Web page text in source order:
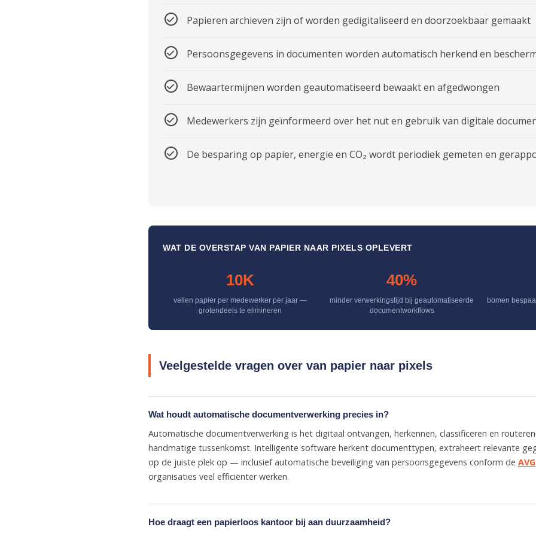
Papieren archieven zijn of worden gedigitaliseerd en doorzoekbaar gemaakt
Persoonsgegevens in documenten worden automatisch herkend en
Bewaartermijnen worden geautomatiseerd bewaakt en afgedwongen
Medewerkers zijn geïnformeerd over het nut en gebruik van digitale
De besparing op papier, energie en CO₂ wordt periodiek gemeten en
WAT DE OVERSTAP VAN PAPIER NAAR PIXELS OPLEVERT
10K
vellen papier per medewerker per jaar —
grotendeels te elimineren
40%
minder verwerkingstijd bij geautomatiseerde
documentworkflows
bomen
Veelgestelde vragen over van papier naar pixels
Wat houdt automatische documentverwerking precies in?
Automatische documentverwerking is het digitaal ontvangen, herkennen, classificeren en
handmatige tussenkomst. Intelligente software herkent documenttypen, extraheert relevante
op de juiste plek op — inclusief automatische beveiliging van persoonsgegevens conform de AVG
organisaties veel efficiënter werken.
Hoe draagt een papierloos kantoor bij aan duurzaamheid?